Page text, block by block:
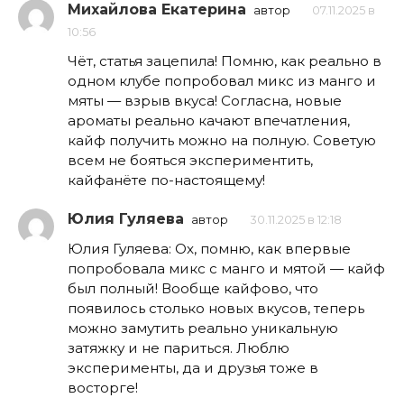
Михайлова Екатерина автор
07.11.2025 в
10:56
Чёт, статья зацепила! Помню, как реально в
одном клубе попробовал микс из манго и
мяты — взрыв вкуса! Согласна, новые
ароматы реально качают впечатления,
кайф получить можно на полную. Советую
всем не бояться экспериментить,
кайфанёте по-настоящему!
Юлия Гуляева автор 30.11.2025 в 12:18
Юлия Гуляева: Ох, помню, как впервые
попробовала микс с манго и мятой — кайф
был полный! Вообще кайфово, что
появилось столько новых вкусов, теперь
можно замутить реально уникальную
затяжку и не париться. Люблю
эксперименты, да и друзья тоже в
восторге!